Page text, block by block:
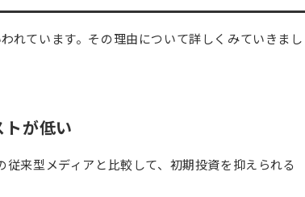
れています。その理由について詳しくみていきまし
が低い
来型メディアと比較して、初期投資を抑えられる